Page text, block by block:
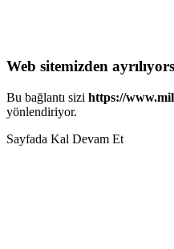
Web sitemizden
Bu bağlantı sizi https://
yönlendiriyor.
Sayfada Kal Devam Et